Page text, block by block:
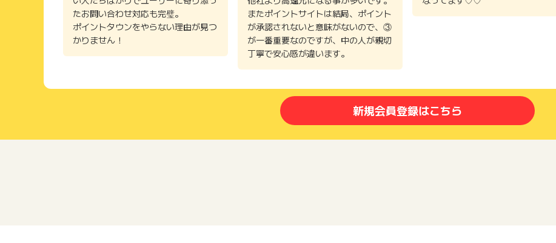
たお問い合わせ対応も完璧。
ポイントタウンをやらない理由が見つ
かりません！
またポイントサイトは結局、ポイント
が承認されないと意味がないので、③
が一番重要なのですが、中の人が親切
丁寧で安心感が違います。
新規会員登録はこちら